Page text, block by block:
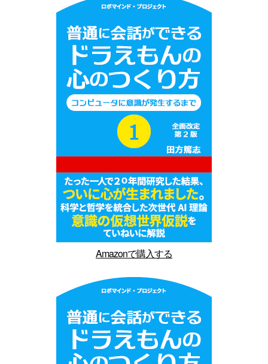
Amazonで購入する